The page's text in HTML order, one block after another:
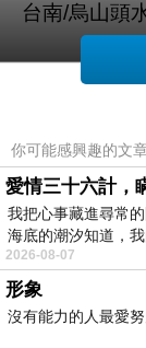
台南/烏山頭
你可能感興趣的文
愛情三十六計，
我把心事藏進尋常
海底的潮汐知道，
2026-08-07
形象
沒有能力的人最愛努